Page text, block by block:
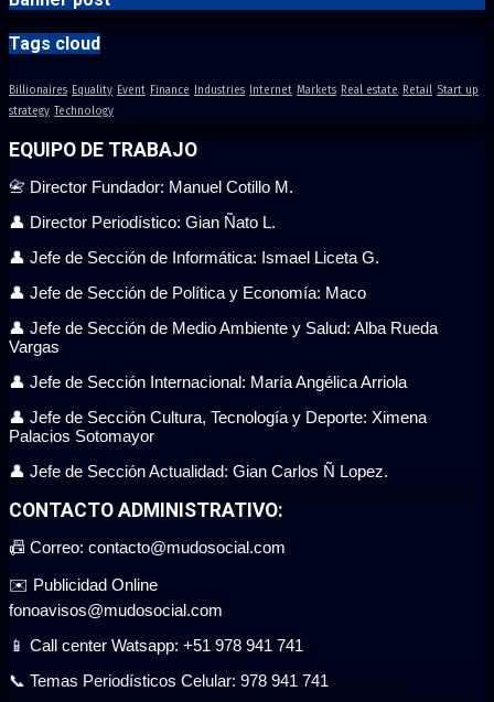
Tags cloud
Billionaires Equality Event Finance Industries Internet Markets Real estate Retail Start up
strategy Technology
EQUIPO DE TRABAJO
📇 Director Fundador: Manuel Cotillo M.
👤 Director Periodístico: Gian Ñato L.
👤 Jefe de Sección de Informática: Ismael Liceta G.
👤 Jefe de Sección de Política y Economía: Maco
👤 Jefe de Sección de Medio Ambiente y Salud: Alba Rueda
Vargas
👤 Jefe de Sección Internacional: María Angélica Arriola
👤 Jefe de Sección Cultura, Tecnología y Deporte: Ximena
Palacios Sotomayor
👤 Jefe de Sección Actualidad: Gian Carlos Ñ Lopez.
CONTACTO ADMINISTRATIVO:
📠 Correo: contacto@mudosocial.com
✉️ Publicidad Online
fonoavisos@mudosocial.com
📱 Call center Watsapp: +51 978 941 741
📞 Temas Periodísticos Celular: 978 941 741